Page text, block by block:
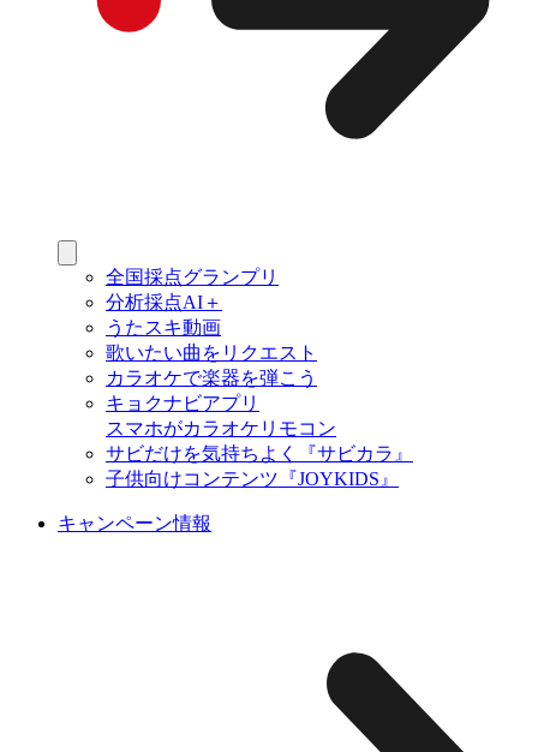
全国採点グランプリ
分析採点AI＋
うたスキ動画
歌いたい曲をリクエスト
カラオケで楽器を弾こう
キョクナビアプリ
スマホがカラオケリモコン
サビだけを気持ちよく『サビカラ』
子供向けコンテンツ『JOYKIDS』
キャンペーン情報